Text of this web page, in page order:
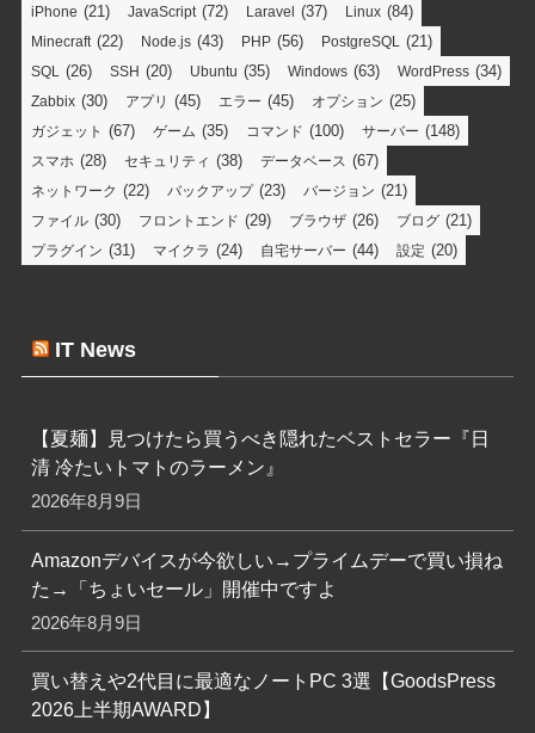
iPhone (21) JavaScript (72) Laravel (37) Linux (84)
Minecraft (22) Node.js (43) PHP (56) PostgreSQL (21)
SQL (26) SSH (20) Ubuntu (35) Windows (63) WordPress (34)
Zabbix (30) アプリ (45) エラー (45) オプション (25)
ガジェット (67) ゲーム (35) コマンド (100) サーバー (148)
スマホ (28) セキュリティ (38) データベース (67)
ネットワーク (22) バックアップ(23) バージョン (21)
ファイル (30) フロントエンド (29) ブラウザ (26) ブログ (21)
プラグイン (31) マイクラ (24) 自宅サーバー (44) 設定 (20)
IT News
【夏麺】見つけたら買うべき隠れたベストセラー『日
清 冷たいトマトのラーメン』
2026年8月9日
Amazonデバイスが今欲しい→プライムデーで買い損ね
た→「ちょいセール」開催中ですよ
2026年8月9日
買い替えや2代目に最適なノートPC 3選【GoodsPress
2026上半期AWARD】